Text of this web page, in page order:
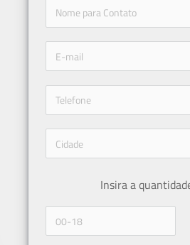
Insira a